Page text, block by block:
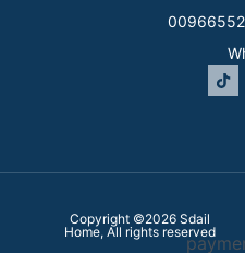
Copyright ©2026 Sdail
Home, All rights reserved